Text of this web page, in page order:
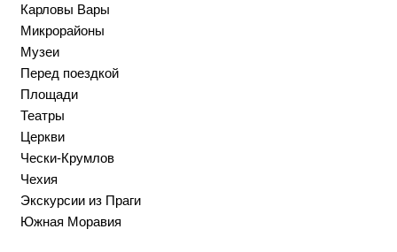
Карловы Вары
Микрорайоны
Музеи
Перед поездкой
Площади
Театры
Церкви
Чески-Крумлов
Чехия
Экскурсии из Праги
Южная Моравия